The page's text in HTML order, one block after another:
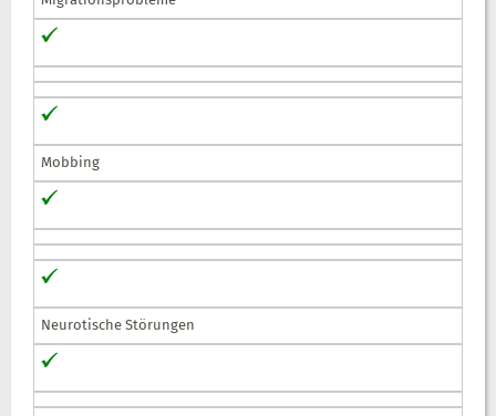
Mobbing
Neurotische Störungen